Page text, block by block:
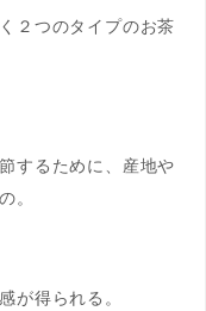
２つのタイプのお茶
するために、産地や
。
が得られる。